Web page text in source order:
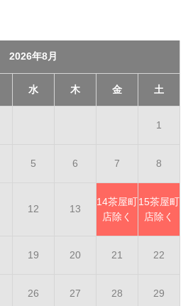
2026年8月
水 木 金 土
1
5 6 7 8
12 13
14茶屋町
店除く
15茶屋町
店除く
19 20 21 22
26 27 28 29